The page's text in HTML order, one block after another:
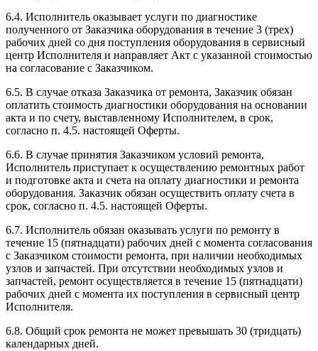
6.4. Исполнитель оказывает услуги по диагностике
полученного от Заказчика оборудования в течение 3 (трех)
рабочих дней со дня поступления оборудования в сервисный
центр Исполнителя и направляет Акт с указанной стоимостью
на согласование с Заказчиком.
6.5. В случае отказа Заказчика от ремонта, Заказчик обязан
оплатить стоимость диагностики оборудования на основании
акта и по счету, выставленному Исполнителем, в срок,
согласно п. 4.5. настоящей Оферты.
6.6. В случае принятия Заказчиком условий ремонта,
Исполнитель приступает к осуществлению ремонтных работ
и подготовке акта и счета на оплату диагностики и ремонта
оборудования. Заказчик обязан осуществить оплату счета в
срок, согласно п. 4.5. настоящей Оферты.
6.7. Исполнитель обязан оказывать услуги по ремонту в
течение 15 (пятнадцати) рабочих дней с момента согласования
с Заказчиком стоимости ремонта, при наличии необходимых
узлов и запчастей. При отсутствии необходимых узлов и
запчастей, ремонт осуществляется в течение 15 (пятнадцати)
рабочих дней с момента их поступления в сервисный центр
Исполнителя.
6.8. Общий срок ремонта не может превышать 30 (тридцать)
календарных дней.